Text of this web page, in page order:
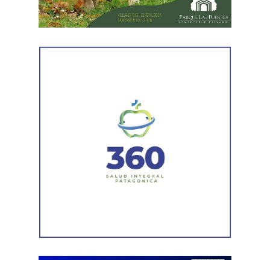
representantes de la Asociación de Abogados
Laboralistas, Mariana Amartino y Matías Cremonte, y el
Trabajo (ANJUT), Juan Orsini.
muerta. Con esta reforma, estamos frente a un régimen de
compraventa de la fuerza de trabajo. En la Argentina,
enfrentamos un ataque al Estado de Derecho, a la
democracia, a la Constitución Nacional y al sistema
interamericano de derechos humanos. Por eso es que
esta comisión debe actuar».